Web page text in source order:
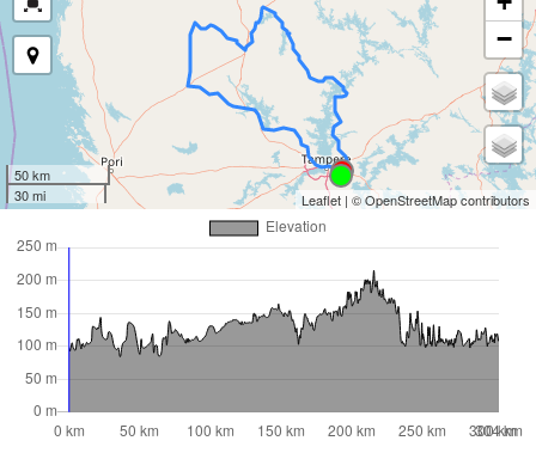
−
50 km
30 mi
Leaflet | ©OpenStreetMapcontributors